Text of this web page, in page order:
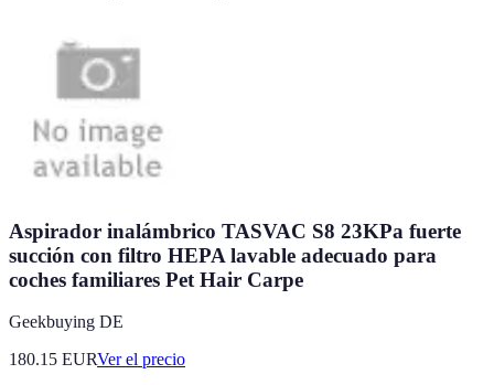
Aspirador inalámbrico TASVAC S8 23KPa fuerte
succión con filtro HEPA lavable adecuado para
coches familiares Pet Hair Carpe
Geekbuying DE
180.15 EURVer el precio